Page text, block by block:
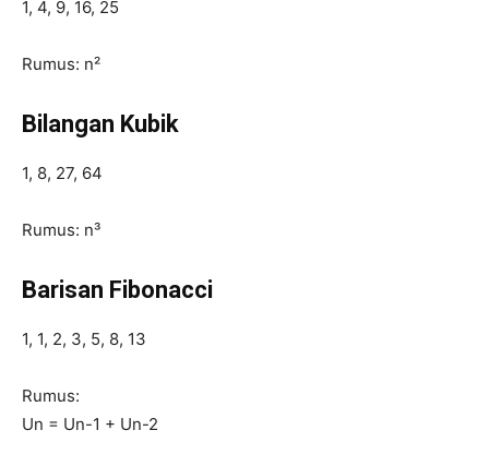
1, 4, 9, 16, 25
Rumus: n²
Bilangan Kubik
1, 8, 27, 64
Rumus: n³
Barisan Fibonacci
1, 1, 2, 3, 5, 8, 13
Rumus:
Un = Un-1 + Un-2